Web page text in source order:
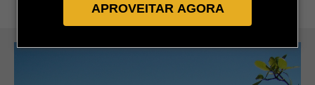
APROVEITAR AGORA